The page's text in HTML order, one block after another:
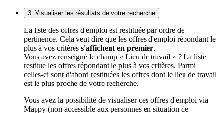
3. Visualiser les résultats de votre recherche
La liste des offres d'emploi est restituée par ordre de
pertinence. Cela veut dire que les offres d'emploi répondant le
plus à vos critères s'affichent en premier.
Vous avez renseigné le champ « Lieu de travail » ? La liste
restitue les offres répondant le plus à vos critères. Parmi
celles-ci sont d'abord restituées les offres dont le lieu de travail
est le plus proche de votre recherche.
Vous avez la possibilité de visualiser ces offres d'emploi via
Mappy (non accessible aux personnes en situation de